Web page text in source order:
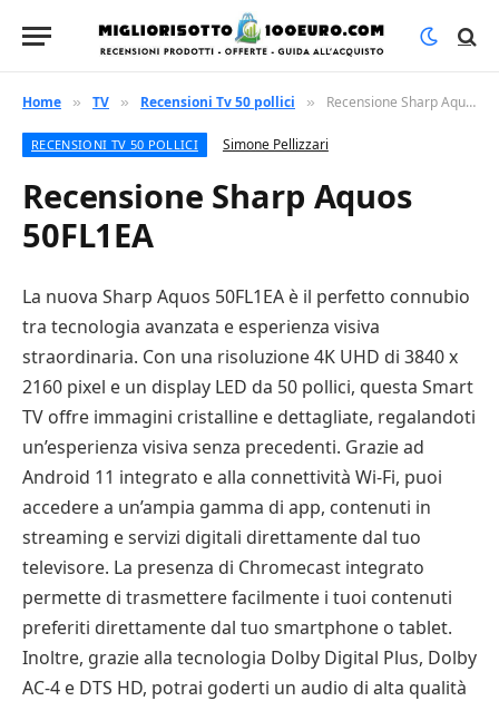
Home » TV » Recensioni Tv 50 pollici » Recensione Sharp Aquos 50FL1EA
RECENSIONI TV 50 POLLICI Simone Pellizzari
Recensione Sharp Aquos
50FL1EA
La nuova Sharp Aquos 50FL1EA è il perfetto connubio
tra tecnologia avanzata e esperienza visiva
straordinaria. Con una risoluzione 4K UHD di 3840 x
2160 pixel e un display LED da 50 pollici, questa Smart
TV offre immagini cristalline e dettagliate, regalandoti
un’esperienza visiva senza precedenti. Grazie ad
Android 11 integrato e alla connettività Wi-Fi, puoi
accedere a un’ampia gamma di app, contenuti in
streaming e servizi digitali direttamente dal tuo
televisore. La presenza di Chromecast integrato
permette di trasmettere facilmente i tuoi contenuti
preferiti direttamente dal tuo smartphone o tablet.
Inoltre, grazie alla tecnologia Dolby Digital Plus, Dolby
AC-4 e DTS HD, potrai goderti un audio di alta qualità